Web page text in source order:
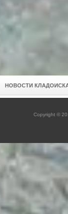
НОВОСТИ
Copyright ©